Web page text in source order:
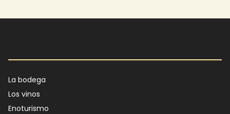
Main navigation
La bodega
Los vinos
Enoturismo